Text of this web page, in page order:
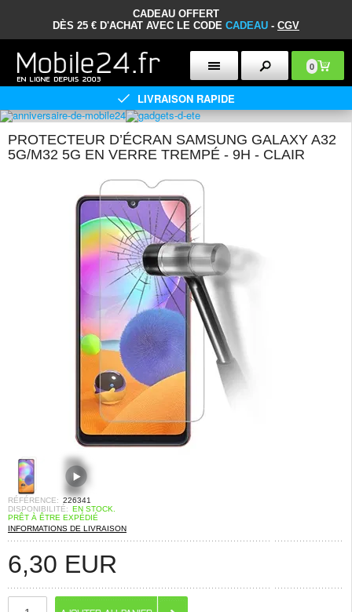
CADEAU OFFERT
DÈS 25 € D'ACHAT AVEC LE CODE CADEAU - CGV
0
LIVRAISON RAPIDE
PROTECTEUR D’ÉCRAN SAMSUNG GALAXY A32
5G/M32 5G EN VERRE TREMPÉ - 9H - CLAIR
RÉFÉRENCE: 226341
DISPONIBILITÉ: EN STOCK.
PRÊT À ÊTRE EXPÉDIÉ
INFORMATIONS DE LIVRAISON
6,30 EUR